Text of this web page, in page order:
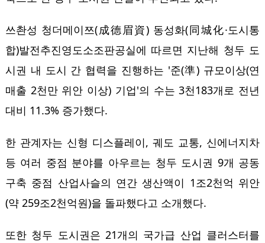
쓰촨성 청더메이쯔(成德眉資) 동성화(同城化·도시통
합)발전추진영도소조판공실에 따르면 지난해 청두 도
시권 내 도시 간 협력을 진행하는 '준(準) 규모이상(연
매출 2천만 위안 이상) 기업'의 수는 3천183개로 전년
대비 11.3% 증가했다.
한 관계자는 신형 디스플레이, 궤도 교통, 신에너지차
등 여러 중점 분야를 아우르는 청두 도시권 9개 공동
구축 중점 산업사슬의 연간 생산액이 1조2천억 위안
(약 259조2천억원)을 돌파했다고 소개했다.
또한 청두 도시권은 21개의 국가급 산업 클러스터를